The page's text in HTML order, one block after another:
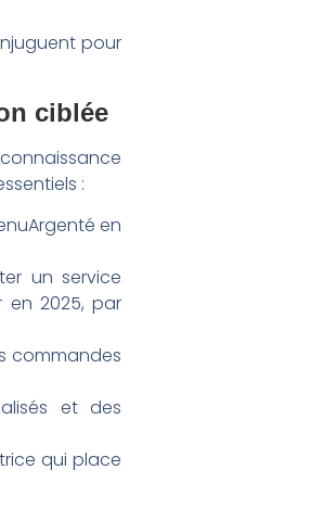
pour
ciblée
:
en
un service
en 2025, par
commandes
et des
qui place